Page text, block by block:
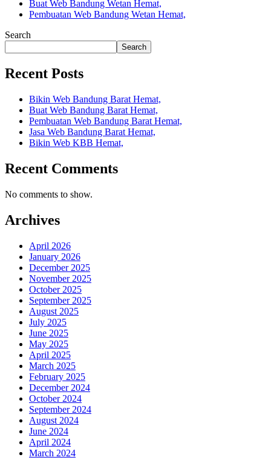
Buat Web Bandung Wetan Hemat,
Pembuatan Web Bandung Wetan Hemat,
Search
Search
Recent Posts
Bikin Web Bandung Barat Hemat,
Buat Web Bandung Barat Hemat,
Pembuatan Web Bandung Barat Hemat,
Jasa Web Bandung Barat Hemat,
Bikin Web KBB Hemat,
Recent Comments
No comments to show.
Archives
April 2026
January 2026
December 2025
November 2025
October 2025
September 2025
August 2025
July 2025
June 2025
May 2025
April 2025
March 2025
February 2025
December 2024
October 2024
September 2024
August 2024
June 2024
April 2024
March 2024